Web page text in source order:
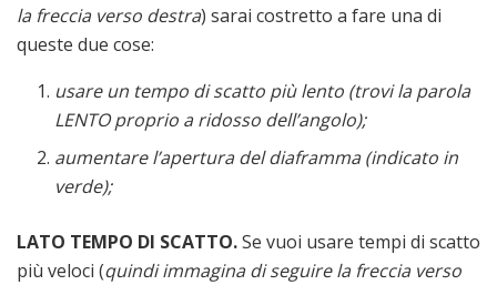
la freccia verso destra) sarai costretto a fare una di
queste due cose:
usare un tempo di scatto più lento (trovi la parola
LENTO proprio a ridosso dell’angolo);
aumentare l’apertura del diaframma (indicato in
verde);
LATO TEMPO DI SCATTO.Se vuoi usare tempi di scatto
più veloci (quindi immagina di seguire la freccia verso